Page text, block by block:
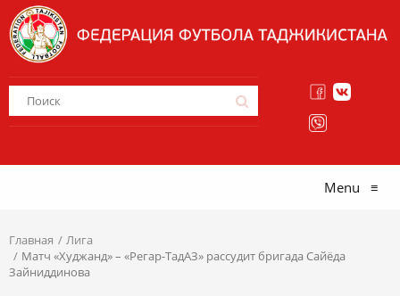
Menu ≡
Главная
Лига
Матч «Худжанд» – «Регар-ТадАЗ» рассудит бригада Сайёда
Зайниддинова